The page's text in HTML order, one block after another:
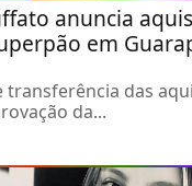
anuncia
em
transferência das
da...